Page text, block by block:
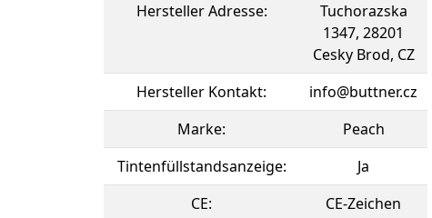
Hersteller Adresse:
Tuchorazska
1347, 28201
Cesky Brod, CZ
Hersteller Kontakt:
info@buttner.cz
Marke:
Peach
Tintenfüllstandsanzeige:
Ja
CE:
CE-Zeichen